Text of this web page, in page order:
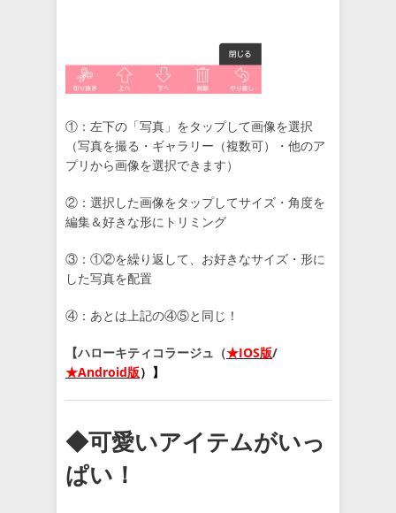
①：左下の「写真」をタップして画像を選択
（写真を撮る・ギャラリー（複数可）・他のア
プリから画像を選択できます）
②：選択した画像をタップしてサイズ・角度を
編集＆好きな形にトリミング
③：①②を繰り返して、お好きなサイズ・形に
した写真を配置
④：あとは上記の④⑤と同じ！
【ハローキティコラージュ（★IOS版/
★Android版）】
◆可愛いアイテムがいっ
ぱい！